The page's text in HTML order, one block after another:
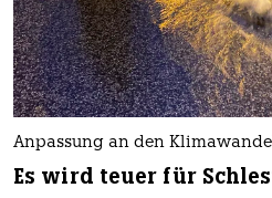
Anpassung an den
Es wird teuer für